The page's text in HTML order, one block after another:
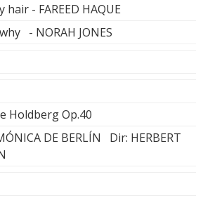
- FAREED HAQUE
- NORAH JONES
Holdberg Op.40
DE BERLÍN Dir: HERBERT